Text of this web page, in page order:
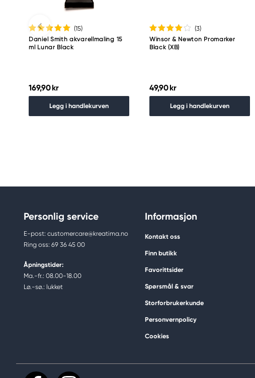
(15)
Daniel Smith akvarellmaling 15
ml Lunar Black
169,90 kr
Legg i handlekurven
(3)
Winsor & Newton Promarker
Black (XB)
49,90 kr
Legg i handlekurven
Personlig service
E-post: customercare@kreatima.no
Ring oss: 69 36 45 00
Åpningstider:
Ma.-fr.: 08.00-18.00
Lø.-sø.: lukket
Informasjon
Kontakt oss
Finn butikk
Favorittsider
Spørsmål & svar
Storforbrukerkunde
Personvernpolicy
Cookies